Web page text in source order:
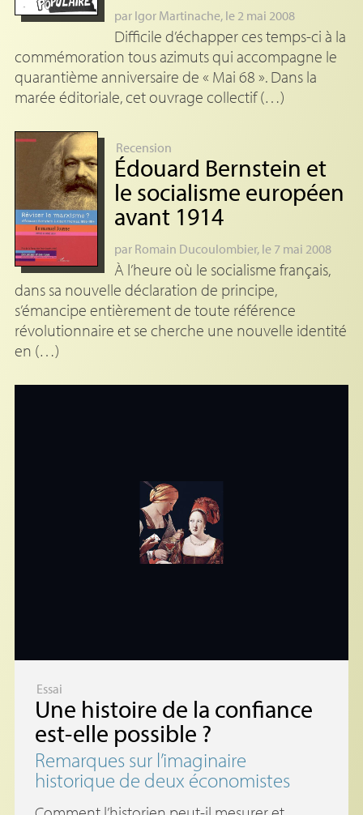
par Igor Martinache, le 2 mai 2008
Difficile d’échapper ces temps-ci à la
commémoration tous azimuts qui accompagne le
quarantième anniversaire de « Mai 68 ». Dans la
marée éditoriale, cet ouvrage collectif (…)
Recension
Édouard Bernstein et
le socialisme européen
avant 1914
par Romain Ducoulombier, le 7 mai 2008
À l’heure où le socialisme français,
dans sa nouvelle déclaration de principe,
s’émancipe entièrement de toute référence
révolutionnaire et se cherche une nouvelle identité
en (…)
Essai
Une histoire de la confiance
est-elle possible ?
Remarques sur l’imaginaire
historique de deux économistes